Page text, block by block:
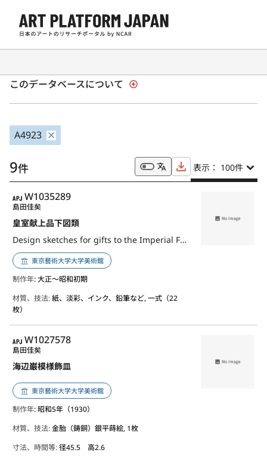
全国美術館収蔵品サーチ「SHŪZŌ」
このデータベースについて
A4923
9件 表示： 100件
APJ
W1035289
皇室献上品下図類
Design sketches for gifts to the Imperial Family
島田佳矣
東京藝術大学大学美術館
制作年: 大正〜昭和初期
材質、技法:紙、淡彩、インク、鉛筆など, 一式（22
枚）
APJ
W1027578
海辺巌模様飾皿
島田佳矣
東京藝術大学大学美術館
制作年: 昭和5年（1930）
材質、技法:金胎（鋳銅）銀平蒔絵, 1枚
寸法、時間等:径45.5 高2.6